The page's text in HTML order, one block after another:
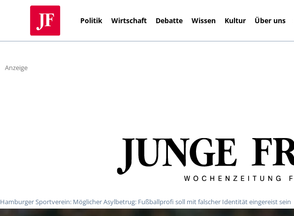
Politik Wirtschaft Debatte Wissen Kultur Über uns
Anzeige
Hamburger Sportverein: Möglicher Asylbetrug: Fußballprofi soll mit falscher Identität eingereist sein